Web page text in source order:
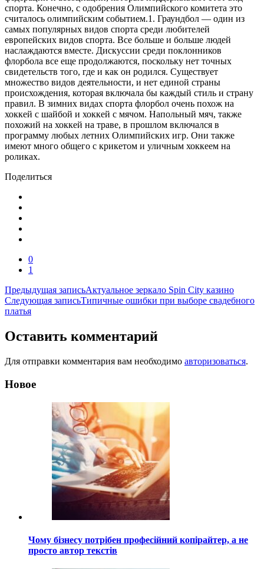
спорта. Конечно, с одобрения Олимпийского комитета это
считалось олимпийским событием.1. Граундбол — один из
самых популярных видов спорта среди любителей
европейских видов спорта. Все больше и больше людей
наслаждаются вместе. Дискуссии среди поклонников
флорбола все еще продолжаются, поскольку нет точных
свидетельств того, где и как он родился. Существует
множество видов деятельности, и нет единой страны
происхождения, которая включала бы каждый стиль и страну
правил. В зимних видах спорта флорбол очень похож на
хоккей с шайбой и хоккей с мячом. Напольный мяч, также
похожий на хоккей на траве, в прошлом включался в
программу любых летних Олимпийских игр. Они также
имеют много общего с крикетом и уличным хоккеем на
роликах.
Поделиться
0
1
Навигация
по
Предыдущая записьАктуальное зеркало Spin City казино
Следующая записьТипичные ошибки при выборе свадебного
платья
Оставить комментарий
Для отправки комментария вам необходимо авторизоваться.
Новое
Чому бізнесу потрібен професійний копірайтер, а не
просто автор текстів